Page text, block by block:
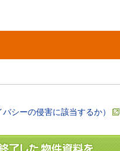
シーの侵害に該当するか）